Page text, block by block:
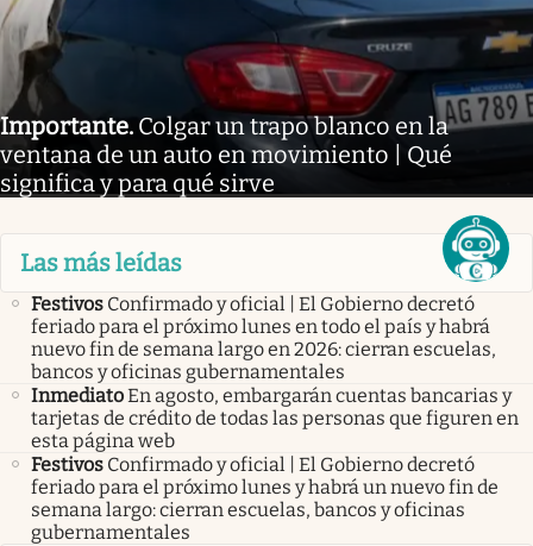
Importante. Colgar un trapo blanco en la
ventana de un auto en movimiento | Qué
significa y para qué sirve
Las más leídas
Festivos Confirmado y oficial | El Gobierno decretó
feriado para el próximo lunes en todo el país y habrá
nuevo fin de semana largo en 2026: cierran escuelas,
bancos y oficinas gubernamentales
InmediatoEn agosto, embargarán cuentas bancarias y
tarjetas de crédito de todas las personas que figuren en
esta página web
Festivos Confirmado y oficial | El Gobierno decretó
feriado para el próximo lunes y habrá un nuevo fin de
semana largo: cierran escuelas, bancos y oficinas
gubernamentales